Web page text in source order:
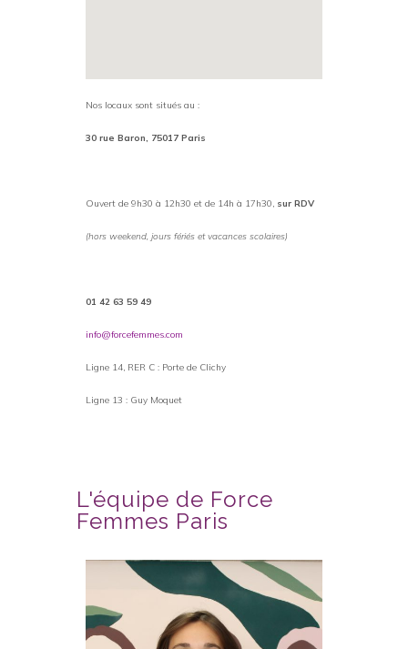
Nos locaux sont situés au :
30 rue Baron, 75017 Paris
Ouvert de 9h30 à 12h30 et de 14h à 17h30, sur RDV
(hors weekend, jours fériés et vacances scolaires)
01 42 63 59 49
info@forcefemmes.com
Ligne 14, RER C : Porte de Clichy
Ligne 13 : Guy Moquet
L'équipe de Force
Femmes Paris